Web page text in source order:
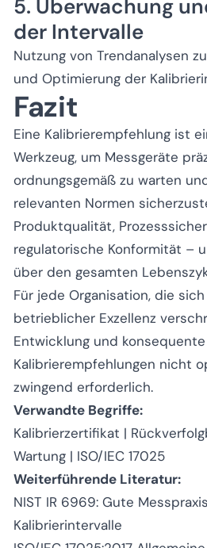
5. Überwachung
der Intervalle
Nutzung von Trendanalysen
und Optimierung der
Fazit
Eine Kalibrierempfehlung ist
Werkzeug, um Messgeräte
ordnungsgemäß zu warten
relevanten Normen
Produktqualität,
regulatorische Konformität –
über den gesamten
Für jede Organisation, die
betrieblicher Exzellenz
Entwicklung und
Kalibrierempfehlungen nicht
zwingend erforderlich.
Verwandte Begriffe:
Kalibrierzertifikat |
Wartung | ISO/IEC 17025
Weiterführende Literatur:
NIST IR 6969: Gute
Kalibrierintervalle